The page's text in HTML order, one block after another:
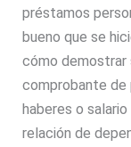
préstamos
bueno que se
cómo demostrar
comprobante de
haberes o
relación de